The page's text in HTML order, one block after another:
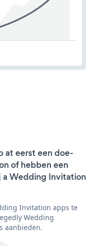
at eerst een doe-
of hebben een
Wedding Invitation
Invitation apps te
Wedding
aanbieden.